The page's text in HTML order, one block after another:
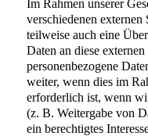
Im Rahmen unserer
verschiedenen
teilweise auch eine
Daten an diese
personenbezogene
weiter, wenn dies im
erforderlich ist, wenn
(z. B. Weitergabe von
ein berechtigtes